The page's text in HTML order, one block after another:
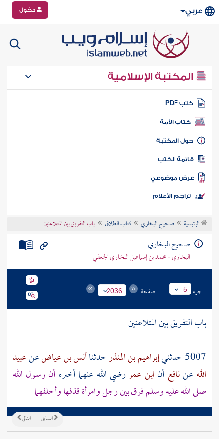
عربي دخول
المكتبة الإسلامية
كتب PDF
كتاب الأمة
المكتبة
الكتب
موضوعي
تراجم الأعلام
الرئيسية صحيح البخاري كتاب الطلاق باب التفريق بين المتلاعنين
صحيح البخاري
البخاري - محمد بن إسماعيل البخاري الجعفي
جزء 5 صفحة 2036
باب التفريق بين المتلاعنين
5007 حدثني
إبراهيم بن المنذرحدثناأنس بن عياضعنعبيد
اللهعننافع أن ابن عمررضي الله عنهما أخبره أن رسول الله
صلى الله عليه وسلم فرق بين رجل وامرأة قذفها وأحلفهما
التالي السابق